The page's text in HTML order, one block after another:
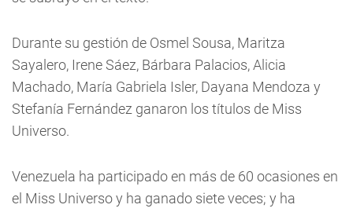
Durante su gestión de Osmel Sousa, Maritza
Sayalero, Irene Sáez, Bárbara Palacios, Alicia
Machado, María Gabriela Isler, Dayana Mendoza y
Stefanía Fernández ganaron los títulos de Miss
Universo.
Venezuela ha participado en más de 60 ocasiones en
el Miss Universo y ha ganado siete veces; y ha